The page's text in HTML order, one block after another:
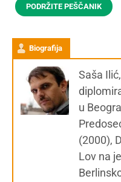
PODRŽITE PEŠČANIK
Biografija
Saša
u
(2000),
Lov na